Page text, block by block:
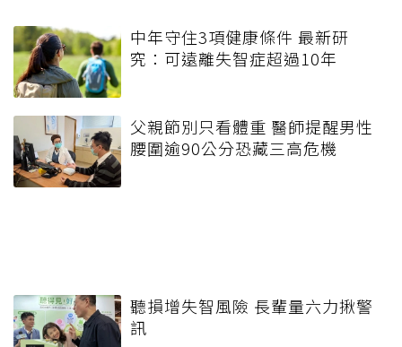
中年守住3項健康條件 最新研
究：可遠離失智症超過10年
父親節別只看體重 醫師提醒男性
腰圍逾90公分恐藏三高危機
聽損增失智風險 長輩量六力揪警
訊